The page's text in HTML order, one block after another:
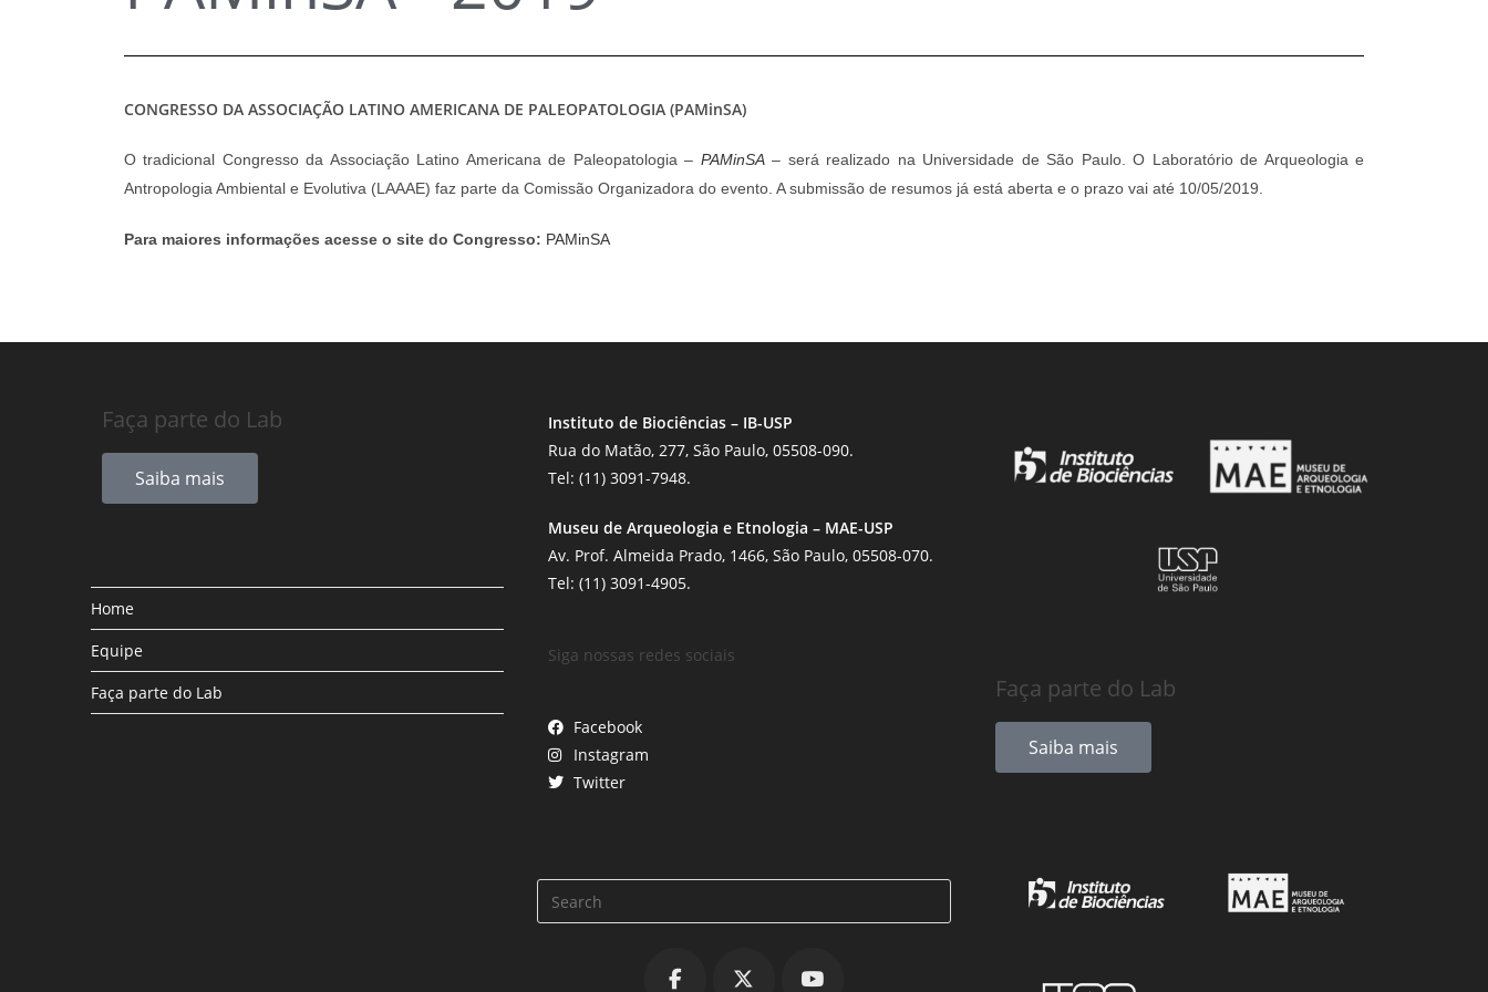
CONGRESSO DA ASSOCIAÇÃO LATINO AMERICANA DE PALEOPATOLOGIA (PAMinSA)
O tradicional Congresso da Associação Latino Americana de Paleopatologia – PAMinSA– será realizado na Universidade de São Paulo. O Laboratório de Arqueologia e
Antropologia Ambiental e Evolutiva (LAAAE) faz parte da Comissão Organizadora do evento. A submissão de resumos já está aberta e o prazo vai até 10/05/2019.
Para maiores informações acesse o site do Congresso: PAMinSA
Faça parte do Lab
Saiba mais
Home
Equipe
Faça parte do Lab
Instituto de Biociências – IB-USP
Rua do Matão, 277, São Paulo, 05508-090.
Tel: (11) 3091-7948.
Museu de Arqueologia e Etnologia – MAE-USP
Av. Prof. Almeida Prado, 1466, São Paulo, 05508-070.
Tel: (11) 3091-4905.
Siga nossas redes sociais
Facebook
Instagram
Twitter
Faça parte do Lab
Saiba mais